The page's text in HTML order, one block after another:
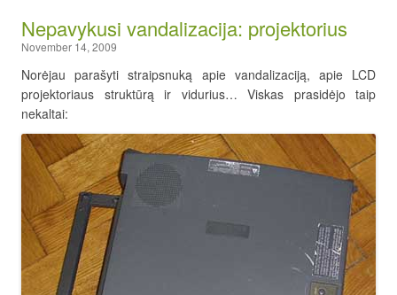
Nepavykusi vandalizacija: projektorius
November 14, 2009
Norėjau parašyti straipsnuką apie vandalizaciją, apie LCD
projektoriaus struktūrą ir vidurius… Viskas prasidėjo taip
nekaltai: